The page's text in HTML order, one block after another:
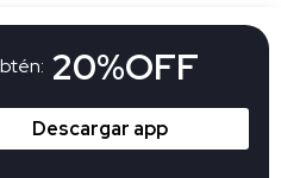
20%OFF
Descargar app